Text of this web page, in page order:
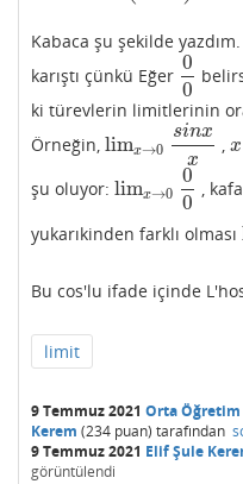
Kabaca şu şekilde yazdım.
karıştı çünkü Eğer
0
0
00
ki türevlerin limitlerinin
Örneğin, limx→0
sinx
x
limx→0 sinxx ,x
x=
şu oluyor: limx→0
0
0
limx→0 00 ,
yukarıkinden farklı olması
Bu cos'lu ifade içinde
limit
9 Temmuz 2021 Orta
Kerem (234 puan) tarafından
9 Temmuz 2021 Elif Şule
görüntülendi